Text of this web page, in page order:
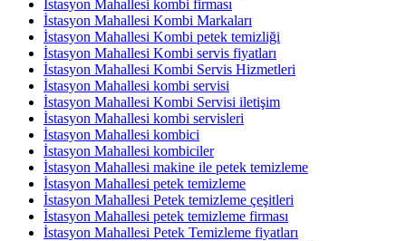
İstasyon Mahallesi kombi firması
İstasyon Mahallesi Kombi Markaları
İstasyon Mahallesi Kombi petek temizliği
İstasyon Mahallesi Kombi servis fiyatları
İstasyon Mahallesi Kombi Servis Hizmetleri
İstasyon Mahallesi kombi servisi
İstasyon Mahallesi Kombi Servisi iletişim
İstasyon Mahallesi kombi servisleri
İstasyon Mahallesi kombici
İstasyon Mahallesi kombiciler
İstasyon Mahallesi makine ile petek temizleme
İstasyon Mahallesi petek temizleme
İstasyon Mahallesi Petek temizleme çeşitleri
İstasyon Mahallesi petek temizleme firması
İstasyon Mahallesi Petek Temizleme fiyatları